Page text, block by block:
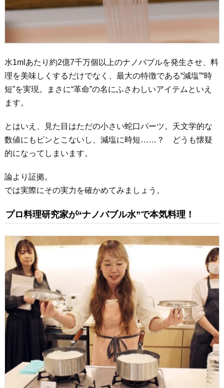
水1mlあたり約2億7千万個以上のナノバブルを発生させ、料
理を美味しくするだけでなく、最大の特徴である“減塩”“時
短”を実現。まさに“革命”の名にふさわしいアイテムといえ
ます。
とはいえ、見た目はただの小さい蛇口パーツ。天文学的な
数値にもピンとこないし、減塩に時短……？ どうも懐疑
的になってしまいます。
論より証拠。
では実際にその実力を確かめてみましょう。
プロ料理研究家が“ナノバブル水”で本気料理！